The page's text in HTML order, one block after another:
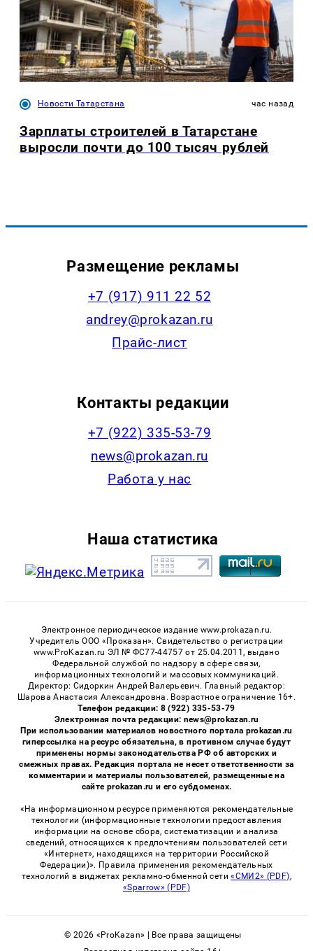
Новости Татарстана час назад
Зарплаты строителей в Татарстане
выросли почти до 100 тысяч рублей
Размещение рекламы
+7 (917) 911 22 52
andrey@prokazan.ru
Прайс-лист
Контакты редакции
+7 (922) 335-53-79
news@prokazan.ru
Работа у нас
Наша статистика
Электронное периодическое издание www.prokazan.ru.
Учредитель ООО «Проказан». Cвидетельство о регистрации
www.ProKazan.ru ЭЛ № ФС77-44757 от 25.04.2011, выдано
Федеральной службой по надзору в сфере связи,
информационных технологий и массовых коммуникаций.
Директор: Сидоркин Андрей Валерьевич. Главный редактор:
Шарова Анастасия Александровна. Возрастное ограничение 16+.
Телефон редакции: 8 (922) 335-53-79
Электронная почта редакции: news@prokazan.ru
При использовании материалов новостного портала prokazan.ru
гиперссылка на ресурс обязательна, в противном случае будут
применены нормы законодательства РФ об авторских и
смежных правах. Редакция портала не несет ответственности за
комментарии и материалы пользователей, размещенные на
сайте prokazan.ru и его субдоменах.
«На информационном ресурсе применяются рекомендательные
технологии (информационные технологии предоставления
информации на основе сбора, систематизации и анализа
сведений, относящихся к предпочтениям пользователей сети
«Интернет», находящихся на территории Российской
Федерации)». Правила применения рекомендательных
технологий в виджетах рекламно-обменной сети«СМИ2» (PDF),
«Sparrow» (PDF)
© 2026 «ProKazan» | Все права защищены